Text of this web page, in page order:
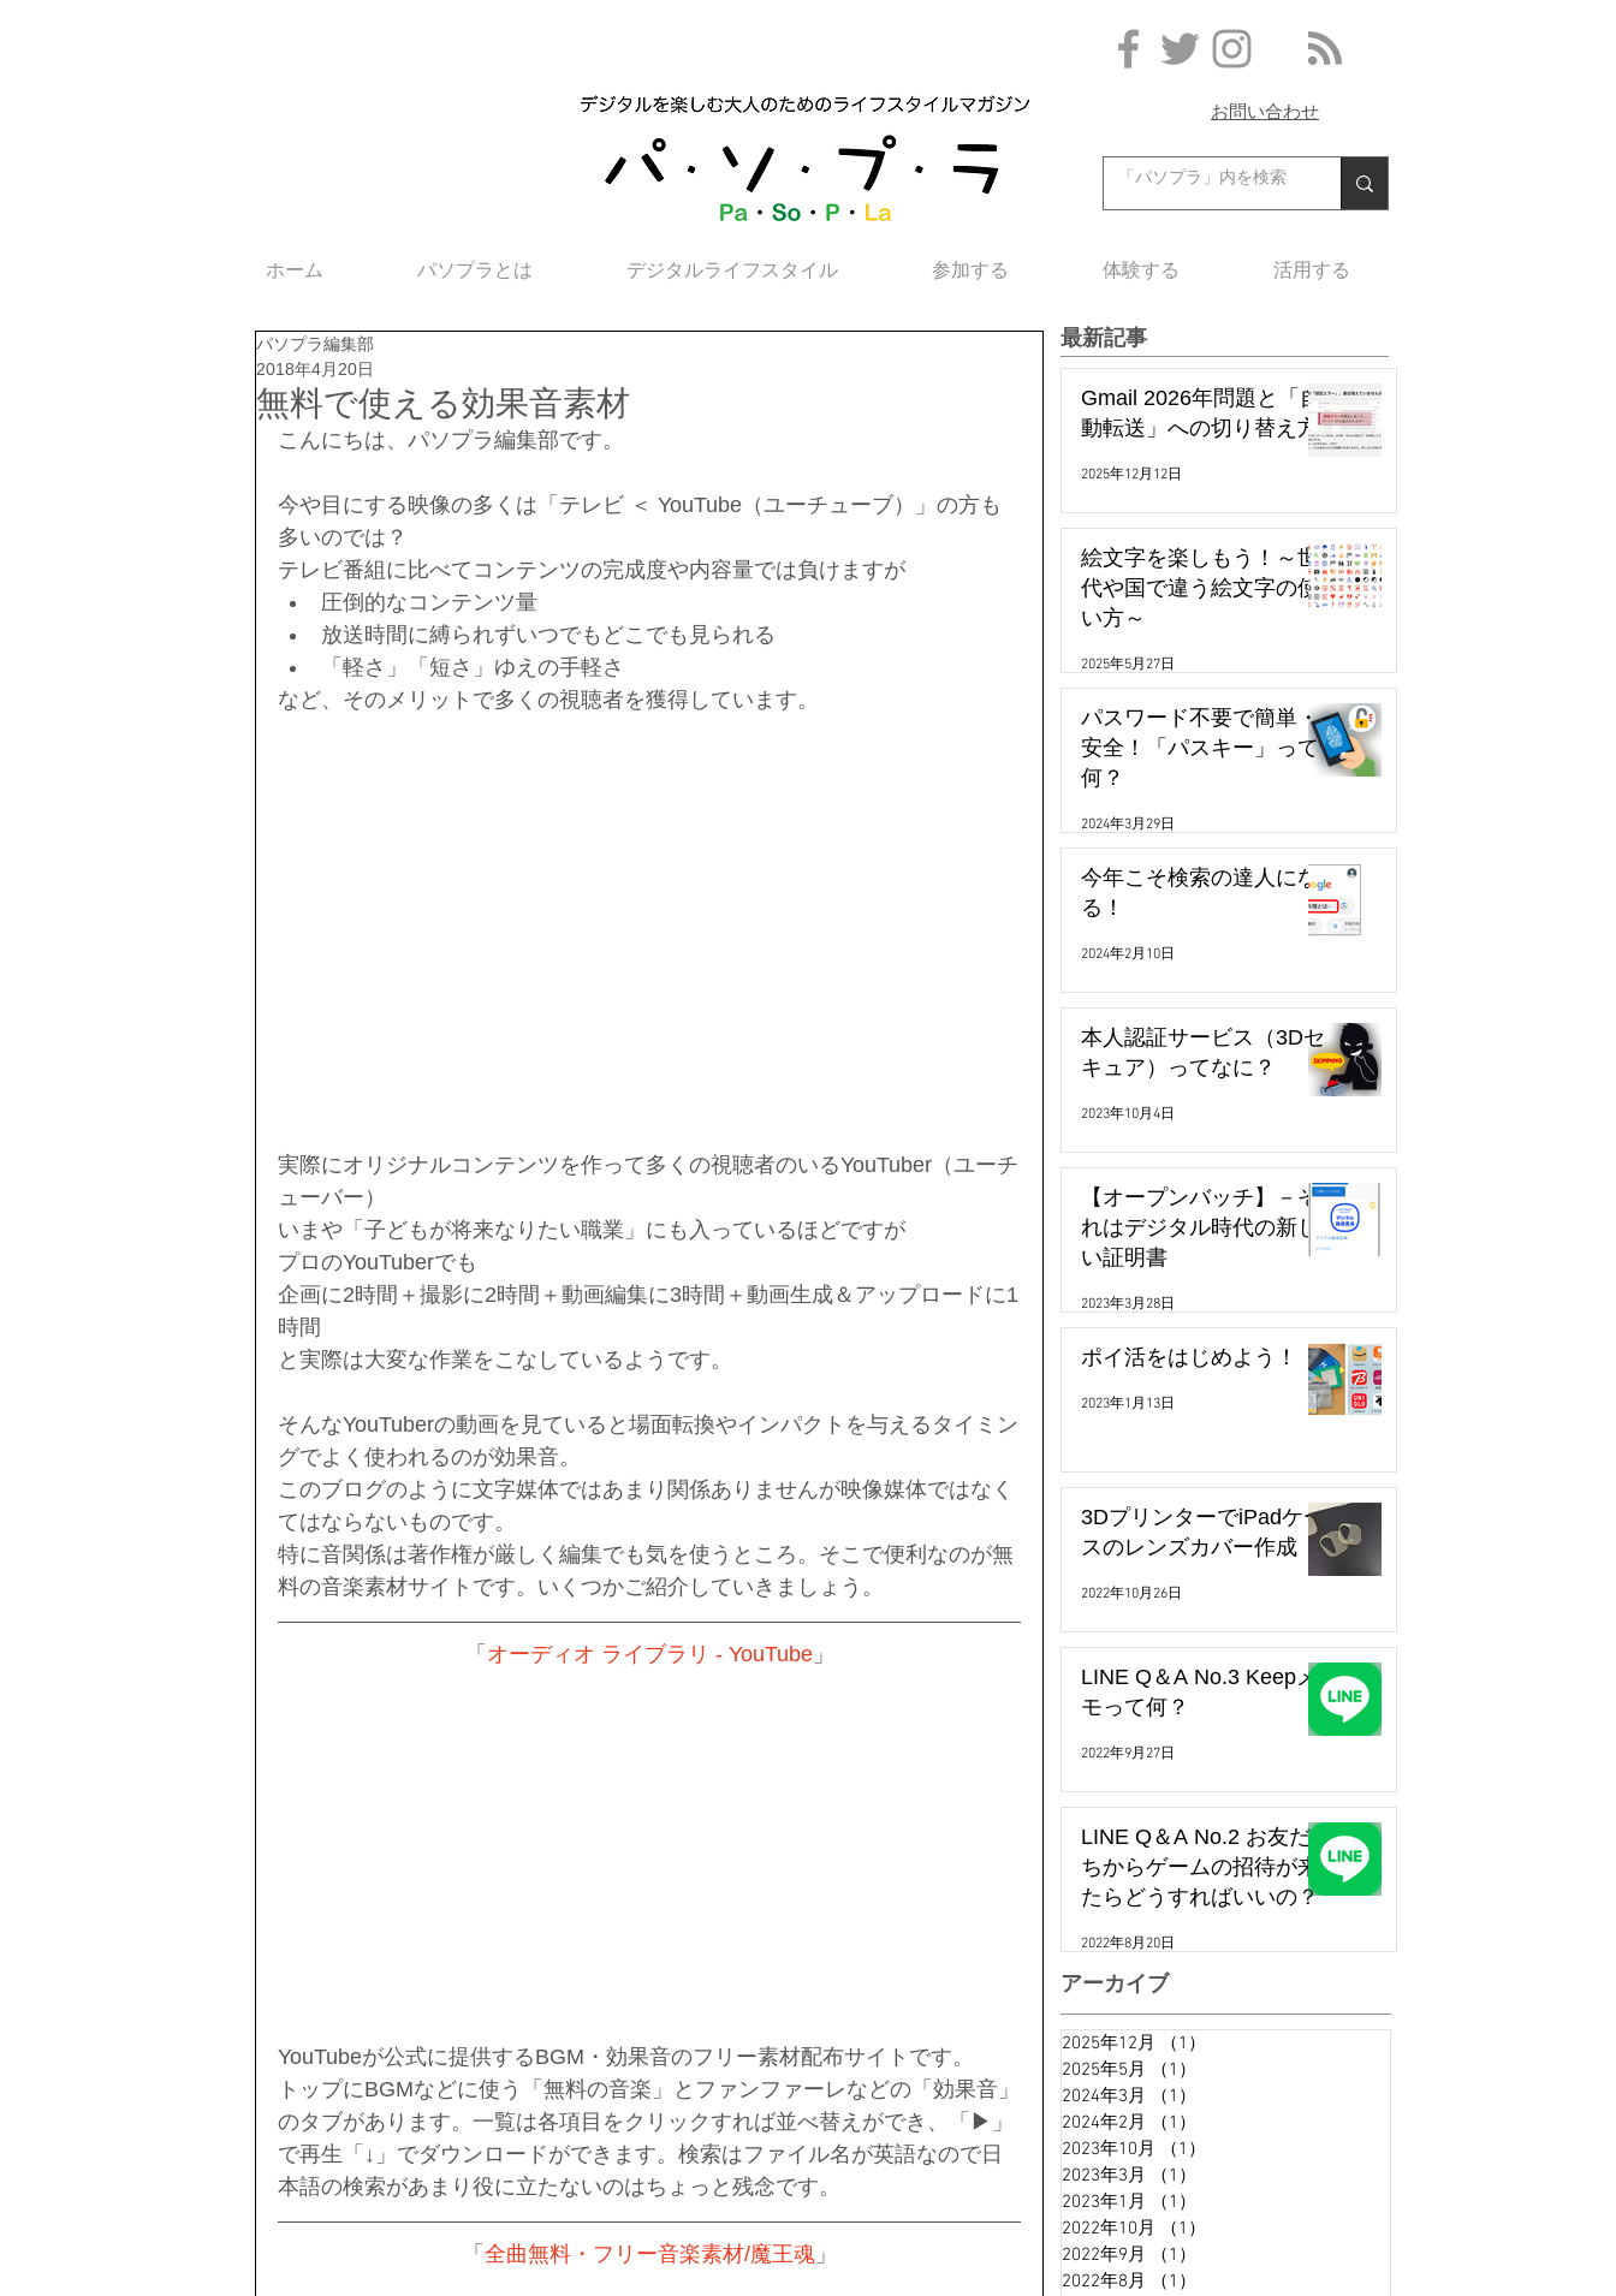
お問い合わせ
ホーム パソプラとは デジタルライフスタイル 参加する 体験する 活用する
無料で使える効果音素材
パソプラ編集部
2018年4月20日
こんにちは、パソプラ編集部です。
今や目にする映像の多くは「テレビ ＜ YouTube（ユーチューブ）」の方も
多いのでは？
テレビ番組に比べてコンテンツの完成度や内容量では負けますが
圧倒的なコンテンツ量
放送時間に縛られずいつでもどこでも見られる
「軽さ」「短さ」ゆえの手軽さ
など、そのメリットで多くの視聴者を獲得しています。
実際にオリジナルコンテンツを作って多くの視聴者のいるYouTuber（ユーチ
ューバー）
いまや「子どもが将来なりたい職業」にも入っているほどですが
プロのYouTuberでも
企画に2時間＋撮影に2時間＋動画編集に3時間＋動画生成＆アップロードに1
時間
と実際は大変な作業をこなしているようです。
そんなYouTuberの動画を見ていると場面転換やインパクトを与えるタイミン
グでよく使われるのが効果音。
このブログのように文字媒体ではあまり関係ありませんが映像媒体ではなく
てはならないものです。
特に音関係は著作権が厳しく編集でも気を使うところ。そこで便利なのが無
料の音楽素材サイトです。いくつかご紹介していきましょう。
「 オーディオ ライブラリ - YouTube」
YouTubeが公式に提供するBGM・効果音のフリー素材配布サイトです。
トップにBGMなどに使う「無料の音楽」とファンファーレなどの「効果音」
のタブがあります。一覧は各項目をクリックすれば並べ替えができ、「▶」
で再生「↓」でダウンロードができます。検索はファイル名が英語なので日
本語の検索があまり役に立たないのはちょっと残念です。
「 全曲無料・フリー音楽素材/魔王魂」
最新記事
Gmail 2026年問題と「自
動転送」への切り替え方
2025年12月12日
絵文字を楽しもう！～世
代や国で違う絵文字の使
い方～
2025年5月27日
パスワード不要で簡単・
安全！「パスキー」って
何？
2024年3月29日
今年こそ検索の達人にな
る！
2024年2月10日
本人認証サービス（3Dセ
キュア）ってなに？
2023年10月4日
【オープンバッチ】－そ
れはデジタル時代の新し
い証明書
2023年3月28日
ポイ活をはじめよう！
2023年1月13日
3DプリンターでiPadケー
スのレンズカバー作成
2022年10月26日
LINE Q＆A No.3 Keepメ
モって何？
2022年9月27日
LINE Q＆A No.2 お友だ
ちからゲームの招待が来
たらどうすればいいの？
2022年8月20日
アーカイブ
2025年12月 （1）
2025年5月
（1）
2024年3月
（1）
2024年2月
（1）
2023年10月
（1）
2023年3月
（1）
2023年1月
（1）
2022年10月
（1）
2022年9月
（1）
2022年8月
（1）